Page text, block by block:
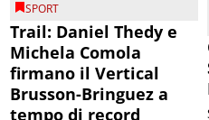
SPORT
Trail: Daniel Thedy e
Michela Comola
firmano il Vertical
Brusson-Bringuez a
tempo di record